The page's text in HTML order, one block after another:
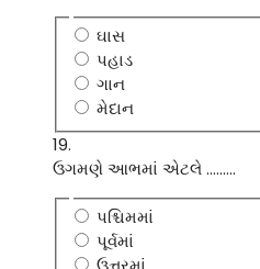
ઘાસ
પહાડ
ગાન
મેદાન
19.
ઉગમણે આભમાં એટલે .........
પશ્ચિમમાં
પૂર્વમાં